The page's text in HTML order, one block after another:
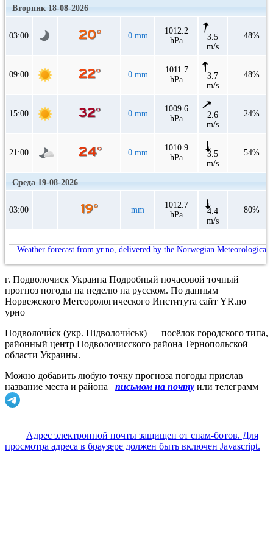
Вторник 18-08-2026
03:00 0 mm
1012.2
hPa
3.5
m/s
48%
09:00 0 mm
1011.7
hPa
3.7
m/s
48%
15:00 0 mm
1009.6
hPa
2.6
m/s
24%
21:00 0 mm
1010.9
hPa
3.5
m/s
54%
Среда 19-08-2026
03:00 mm
1012.7
hPa
4.4
m/s
80%
Weather forecast from yr.no, delivered by the Norwegian Meteorological
г. Подволочиск Украина Подробный почасовой точный
прогноз погоды на неделю на русском. По данным
Норвежского Метеорологического Института сайт YR.no
урно
Подволочи́ск (укр. Підволочи́ськ) — посёлок городского типа,
районный центр Подволочисского района Тернопольской
области Украины.
Можно добавить любую точку прогноза погоды прислав
название места и района
письмом на почту или телеграмм
Адрес электронной почты защищен от спам-ботов. Для
просмотра адреса в браузере должен быть включен Javascript.